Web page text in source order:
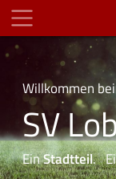
Willkommen
SV
EinStadtteil.